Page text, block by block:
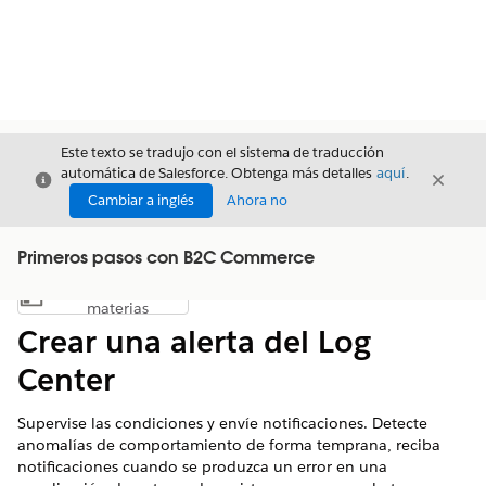
Cerrar
Este texto se tradujo con el sistema de traducción
automática de Salesforce. Obtenga más detalles aquí.
Cambiar a inglés
Ahora no
Cerrar
Primeros pasos con B2C Commerce
Mostrar índice de materias
materias
Crear una alerta del Log
Center
Supervise las condiciones y envíe notificaciones. Detecte
anomalías de comportamiento de forma temprana, reciba
notificaciones cuando se produzca un error en una